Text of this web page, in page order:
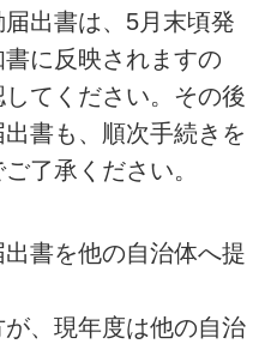
出書は、5月末頃発
に反映されますの
てください。その後
書も、順次手続きを
了承ください。
書を他の自治体へ提
、現年度は他の自治